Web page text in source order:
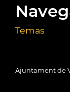
Temas
Ajuntament de